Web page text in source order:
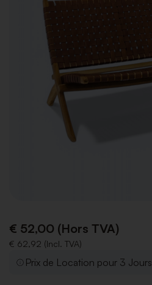
€ 52,00 (Hors TVA)
€ 62,92 (Incl. TVA)
Prix de Location pour 3 Jours